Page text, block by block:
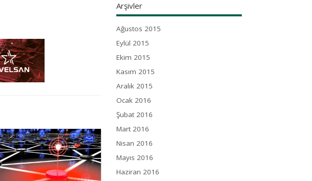
Arşivler
Ağustos 2015
Eylül 2015
Ekim 2015
Kasım 2015
Aralık 2015
Ocak 2016
Şubat 2016
Mart 2016
Nisan 2016
Mayıs 2016
Haziran 2016